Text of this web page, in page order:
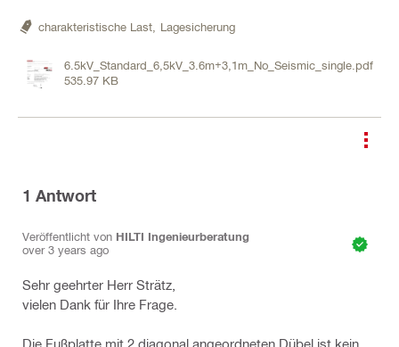
charakteristische Last, Lagesicherung
6.5kV_Standard_6,5kV_3.6m+3,1m_No_Seismic_single.pdf
535.97 KB
1 Antwort
Veröffentlicht von HILTI Ingenieurberatung
over 3 years ago
Sehr geehrter Herr Strätz,
vielen Dank für Ihre Frage.
Die Fußplatte mit 2 diagonal angeordneten Dübel ist kein